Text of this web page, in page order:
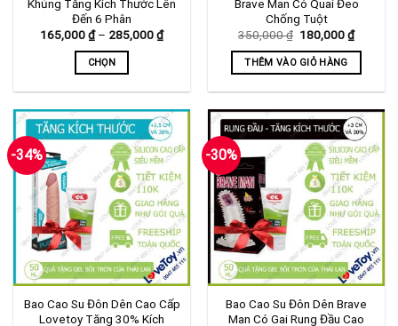
chọn
trên
sản
Khủng Tăng Kích Thước Lên
Đến 6 Phân
165,000₫ – 285,000₫Khoảng
giá:
285,000 ₫
CHỌN
này
có
nhiều
biến
thể.
Các
tùy
chọn
có
thể
được
Brave Man Có Quai Đeo
Chống Tuột
350,000₫ Giá
là:
350,000 ₫.
180,000₫Giá
hiện
tại
THÊM VÀO GIỎ HÀNG
-34%
Bao Cao Su Đôn Dên Cao Cấp
Lovetoy Tăng 30% Kích
-30%
Bao Cao Su Đôn Dên Brave
Man Có Gai Rung Đầu Cao